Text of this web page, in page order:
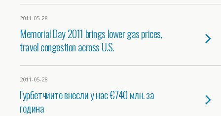
2011-05-28
Memorial Day 2011 brings lower gas prices,
travel congestion across U.S.
2011-05-28
Гурбетчиите внесли у нас €740 млн. за
година